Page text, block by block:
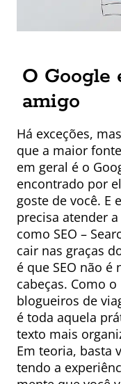
O Google
amigo
Há exceções,
que a maior
em geral é o
encontrado por
goste de você. E
precisa atender
como SEO –
cair nas graças
é que SEO não
cabeças. Como
blogueiros de
é toda aquela
texto mais
Em teoria, basta
tendo a